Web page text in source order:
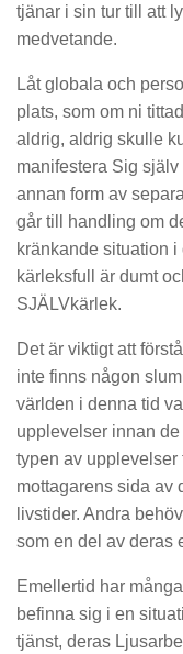
tjänar i sin tur till att
medvetande.
­Låt globala och
plats, som om ni
aldrig, aldrig skulle
manifestera Sig
annan form av
går till handling om
kränkande situation
kärleksfull är dumt
SJÄLVkärlek.
Det är viktigt att
inte finns någon
världen i denna tid
upplevelser innan
typen av upplevelser
mottagarens sida av
livstider. Andra
som en del av deras
Emellertid har
befinna sig i en
tjänst, deras